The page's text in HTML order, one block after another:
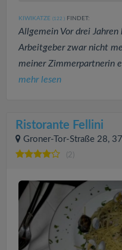
KIWIKATZE (122 ) FINDET:
Allgemein Vor drei
Arbeitgeber zwar nicht
meiner Zimmerpartnerin
mehr lesen
Ristorante Fellini
Groner-Tor-Straße 28,
(2)